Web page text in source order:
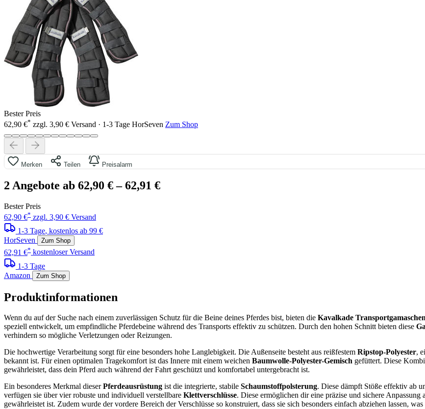
Bester Preis
62,90 €* zzgl. 3,90 € Versand · 1-3 Tage HorSeven Zum Shop
Merken Teilen Preisalarm
2 Angebote ab 62,90 €– 62,91 €
Bester Preis
62,90 €* zzgl. 3,90 € Versand
1-3 Tage, kostenlos ab 99 €
HorSeven
Zum Shop
62,91 €* kostenloser Versand
1-3 Tage
Amazon
Zum Shop
Produktinformationen
Wenn du auf der Suche nach einem zuverlässigen Schutz für die Beine deines Pferdes bist, bieten die Kavalkade
speziell entwickelt, um empfindliche Pferdebeine während des Transports effektiv zu schützen. Durch den hohen Schnitt bieten diese
verhindern so mögliche Verletzungen oder Reizungen.
Die hochwertige Verarbeitung sorgt für eine besonders hohe Langlebigkeit. Die Außenseite besteht aus reißfestem Ripstop-Polyester,
bekannt ist. Für einen optimalen Tragekomfort ist das Innere mit einem weichen Baumwolle-Polyester-Gemisch gefüttert. Diese
gewährleistet, dass dein Pferd auch während der Fahrt geschützt und komfortabel untergebracht ist.
Ein besonderes Merkmal dieserPferdeausrüstung ist die integrierte, stabile Schaumstoffpolsterung. Diese dämpft Stöße effektiv ab
verfügen sie über vier robuste und individuell verstellbare Klettverschlüsse. Diese ermöglichen dir eine präzise und sichere
gewährleistet ist. Zudem wurde der vordere Bereich der Verschlüsse so konstruiert, dass sie sich besonders einfach abziehen lassen,